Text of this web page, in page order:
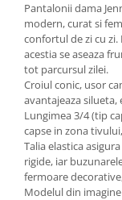
Pantalonii dama
modern, curat si
confortul de zi cu
acestia se aseaza
tot parcursul zilei.
Croiul conic, usor
avantajeaza
Lungimea 3/4 (tip
capse in zona
Talia elastica
rigide, iar
fermoare
Modelul din